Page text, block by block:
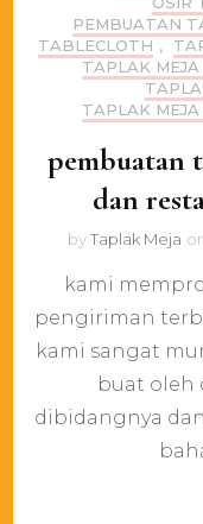
PEMBUATAN
TABLECLOTH ,
TAPLAK
TAPLAK
pembuatan
dan
byTaplak Meja
kami
pengiriman
kami sangat
buat oleh
dibidangnya